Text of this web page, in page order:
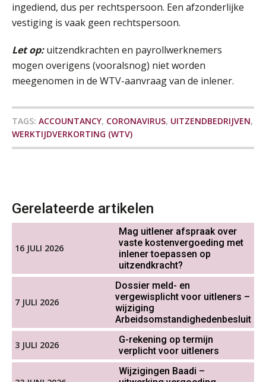
ingediend, dus per rechtspersoon. Een afzonderlijke
vestiging is vaak geen rechtspersoon.
Let op:uitzendkrachten en payrollwerknemers
mogen overigens (vooralsnog) niet worden
meegenomen in de WTV-aanvraag van de inlener.
TAGS: ACCOUNTANCY, CORONAVIRUS, UITZENDBEDRIJVEN,
WERKTIJDVERKORTING (WTV)
Gerelateerde artikelen
16 JULI 2026
Mag uitlener afspraak over
vaste kostenvergoeding met
inlener toepassen op
uitzendkracht?
7 JULI 2026
Dossier meld- en
vergewisplicht voor uitleners –
wijziging
Arbeidsomstandighedenbesluit
3 JULI 2026
G-rekening op termijn
verplicht voor uitleners
Wijzigingen Baadi –
Hoe behoud je financiële talenten in
een krappe arbeidsmarkt?
Onterechte transitievergoeding
terugbetaald krijgen
projectadministratie
Werkdruk drempel voor
verlofopname, duurzame
inzetbaarheid meer dan aantal
vakantiedagen
Aanpassingen Wet toekomst
pensioenen, de tijd dringt!
Wie alles ziet, draagt alles: de
ongemakkelijke positie van payroll
29
SEP
Cursus Inkomstenbelasting voor de salarisadministrateur
MOCuitgevers
30
MOCuitgevers
01
OKT
Online cursus Werkkostenregeling
MOCuitgevers
Online cursus Groene arbeidsvoorwaarden en de gevolgen voor de loonheffingen
05
OKT
Cursus DGA verlonen
MOCuitgevers
06
Cursus WAZO – verlofvormen
MOCuitgevers
06
Online training Power Query voor HR en salarisadministrateurs
MOCuitgevers
07
OKT
Online cursus Internationaal thuiswerken en vaste inrichting na 2025 OESO modelverdrag update
MOCuitgevers